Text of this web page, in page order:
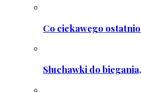
Co ciekawego
Słuchawki do